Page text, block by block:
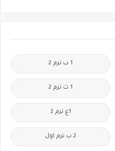
1 ب ترم 2
1 ث ترم 2
1ع ترم 2
2 ب ترم اول